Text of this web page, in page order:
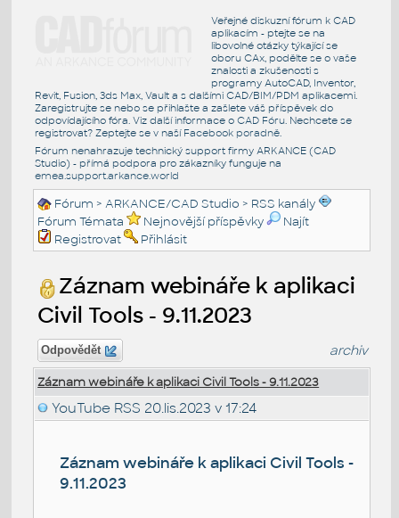
Veřejné diskuzní fórum k CAD
aplikacím - ptejte se na
libovolné otázky týkající se
oboru CAx, podělte se o vaše
znalosti a zkušenosti s
programy AutoCAD, Inventor,
Revit, Fusion, 3ds Max, Vault a s dalšími CAD/BIM/PDM aplikacemi.
Zaregistrujte se nebo se přihlašte a zašlete váš příspěvek do
odpovídajícího fóra. Viz další informace o CAD Fóru. Nechcete se
registrovat? Zeptejte se v naší Facebook poradně.
Fórum nenahrazuje technický support firmy ARKANCE (CAD
Studio) - přímá podpora pro zákazníky funguje na
emea.support.arkance.world
Fórum >ARKANCE/CAD Studio > RSS kanály
Fórum Témata
Nejnovější příspěvky
Najít
Registrovat
Přihlásit
Záznam webináře k aplikaci
Civil Tools - 9.11.2023
Odpovědět archiv
Záznam webináře k aplikaci Civil Tools - 9.11.2023
YouTube RSS 20.lis.2023 v 17:24
Záznam webináře k aplikaci Civil Tools -
9.11.2023